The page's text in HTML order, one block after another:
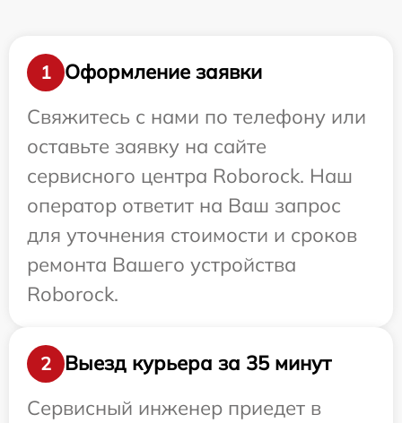
1
Оформление заявки
Свяжитесь с нами по телефону или
оставьте заявку на сайте
сервисного центра Roborock. Наш
оператор ответит на Ваш запрос
для уточнения стоимости и сроков
ремонта Вашего устройства
Roborock.
2
Выезд курьера за 35 минут
Сервисный инженер приедет в